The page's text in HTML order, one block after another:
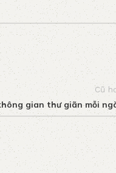
Cũ
gian thư giãn mỗi